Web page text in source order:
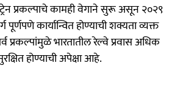
प्रकल्पाचे कामही वेगाने सुरू असून २०२९
पूर्णपणे कार्यान्वित होण्याची शक्यता व्यक्त
प्रकल्पांमुळे भारतातील रेल्वे प्रवास अधिक
होण्याची अपेक्षा आहे.